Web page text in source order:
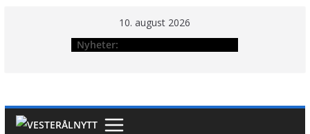
10. august 2026
Nyheter: